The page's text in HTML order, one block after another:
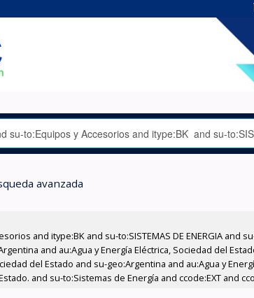
avanzada
and itype:BK and su-to:SISTEMAS DE ENERGIA and
and au:Agua y Energía Eléctrica, Sociedad del
del Estado and su-geo:Argentina and au:Agua y
and su-to:Sistemas de Energía and ccode:EXT and